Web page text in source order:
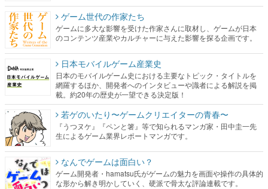
ゲーム世代の作家たち
ゲームに多大な影響を受けた作家さんに取材し、ゲームが日本
のコンテンツ産業やカルチャーに与えた影響を探る企画です。
日本モバイルゲーム産業史
日本のモバイルゲーム史における主要なトピック・タイトルを
網羅するほか、開発者へのインタビューや識者による解説を掲
載。約20年の歴史が一望できる決定版！
若ゲのいたり〜ゲームクリエイターの青春〜
『うつヌケ』『ペンと箸』等で知られるマンガ家・田中圭一先
生によるゲーム業界レポートマンガです。
なんでゲームは面白い？
ゲーム開発者・hamatsu氏がゲームの魅力を画面や操作の具体的
な形から解き明かしていく、硬派で骨太な評論連載です。